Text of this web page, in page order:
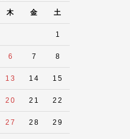
木 金 土
1
6 7 8
13 14 15
20 21 22
27 28 29